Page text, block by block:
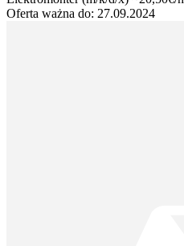
Oferta ważna do: 27.09.2024